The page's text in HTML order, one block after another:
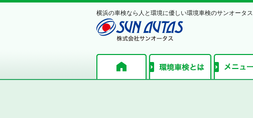
横浜の車検なら人と環境に優しい環境車検のサンオータス